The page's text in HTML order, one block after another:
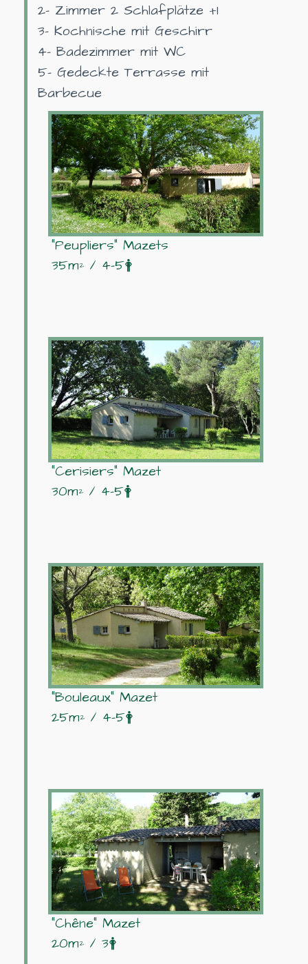
2- Zimmer 2 Schlafplätze +1
3- Kochnische mit Geschirr
4- Badezimmer mit WC
5- Gedeckte Terrasse mit
Barbecue
"Peupliers" Mazets
35m² / 4-5🛉
"Cerisiers" Mazet
30m² / 4-5🛉
"Bouleaux" Mazet
25m² / 4-5🛉
"Chêne" Mazet
20m² / 3🛉